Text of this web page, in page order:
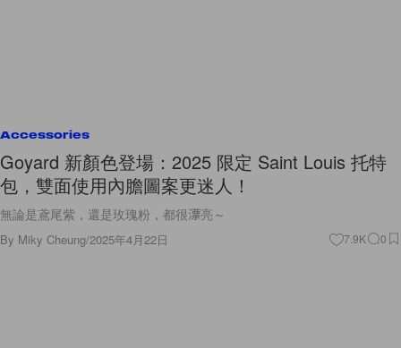
Accessories
Goyard 新顏色登場：2025 限定 Saint Louis 托特
包，雙面使用內膽圖案更迷人！
無論是鳶尾紫，還是玫瑰粉，都很漂亮～
By Miky Cheung/2025年4月22日 7.9K 0